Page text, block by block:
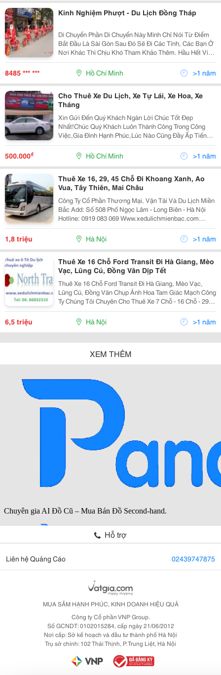
Kinh Nghiệm Phượt - Du Lịch Đồng Tháp
Di Chuyển Phần Di Chuyển Này Mình Chỉ Nói Từ Điểm
Bắt Đầu Là Sài Gòn Sau Đó Sẽ Đi Các Tỉnh, Các Bạn Ở
Nơi Khác Thì Chịu Khó Tham Khảo Thêm. Hầu Hết Việc
Di Chuyển Ở Khu Vực Miền Tây Đều Di Chuyển Bằng
Ôtô. Các Bạn Có Thể Ra Bến Xe Miền Tây (Địa Chỉ:
8485 *** *** Hồ Chí Minh >1 năm
Cho Thuê Xe Du Lịch, Xe Tự Lái, Xe Hoa, Xe
Tháng
Xin Gửi Đến Quý Khách Ngàn Lời Chúc Tốt Đẹp
Nhất!Chúc Quý Khách Luôn Thành Công Trong Công
Việc,Gia Đình Hạnh Phúc,Lúc Nào Cũng Đầy Ấp Tiếng
Cười!Chúc Kinh Tế Gia Đình Ngày Càng Khấm Khá Để
Quý Khách Được Thỏa Niềm Đam Mê Đi Chu Du Bốn
Bể Bên Cạnh Nh
500.000₫ Hồ Chí Minh >1 năm
Thuê Xe 16, 29, 45 Chỗ Đi Khoang Xanh, Ao
Vua, Tây Thiên, Mai Châu
Công Ty Cổ Phần Thương Mại, Vận Tải Và Du Lịch Miền
Bắc Add: Số 508 Phố Ngọc Lâm - Long Biên - Hà Nội
Hotline: 0919 083 069 Www.xedulichmienbac.com
Yahoo: Luongtrans, Skype: Xedulich_Pro Email:
Xedulichmienbac@Gm
1,8 triệu Hà Nội >1 năm
Thuê Xe 16 Chỗ Ford Transit Đi Hà Giang, Mèo
Vạc, Lũng Cú, Đồng Văn Dịp Tết
Thuê Xe 16 Chỗ Ford Transit Đi Hà Giang, Mèo Vạc,
Lũng Cú, Đồng Văn Chụp Ảnh Hoa Tam Giác Mạch Công
Ty Chúng Tôi Chuyên Cho Thuê Xe 7 Chỗ - 16 Chỗ - 29
Chỗ - 35 Chỗ - 45 Chỗ Đời Mới, Lái Xe Chuyên Nghiệp
Chắc Chắn Sẽ Đáp Ứng Mọi Nhu Cầu Thuê Xe Củ
6,5 triệu Hà Nội >1 năm
XEM THÊM
Hỗ trợ
Liên hệ Quảng Cáo 02439747875
MUA SẮM HẠNH PHÚC, KINH DOANH HIỆU QUẢ
Công ty Cổ phần VNP Group.
Số GCNDT: 0102015284, cấp ngày 21/06/2012
Nơi cấp: Sở kế hoạch và đầu tư thành phố Hà Nội
Trụ sở chính: 102 Thái Thịnh, P. Trung Liệt, Hà Nội